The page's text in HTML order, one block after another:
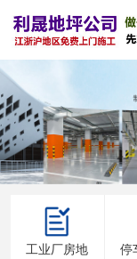
工业厂房地
停